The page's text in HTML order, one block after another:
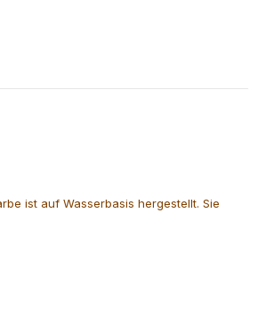
ist auf Wasserbasis hergestellt. Sie